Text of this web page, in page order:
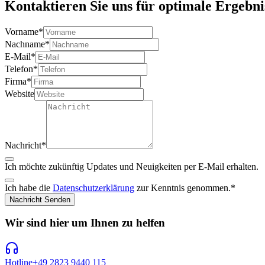
Kontaktieren Sie uns für optimale
Vorname*
Nachname*
E-Mail*
Telefon*
Firma*
Website
Nachricht*
Ich möchte zukünftig Updates und Neuigkeiten per E-Mail erhalten.
Ich habe die Datenschutzerklärung zur Kenntnis genommen.*
Nachricht Senden
Wir sind hier um Ihnen zu helfen
Hotline+49 2823 9440 115